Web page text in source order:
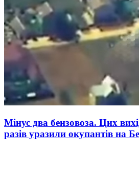
Мінус два бензовоза. Цих
разів уразили окупантів на